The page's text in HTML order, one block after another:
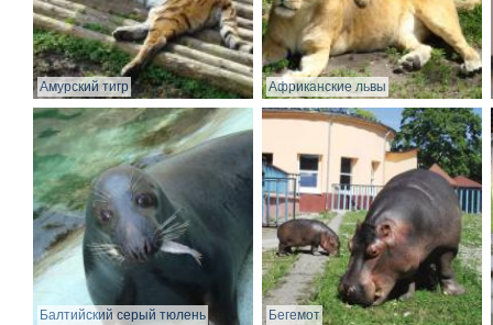
Амурский тигр Африканские львы
Балтийский серый тюлень Бегемот